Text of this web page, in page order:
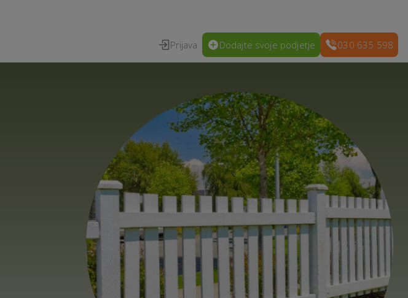
Prijava Dodajte svoje podjetje 030 635 598